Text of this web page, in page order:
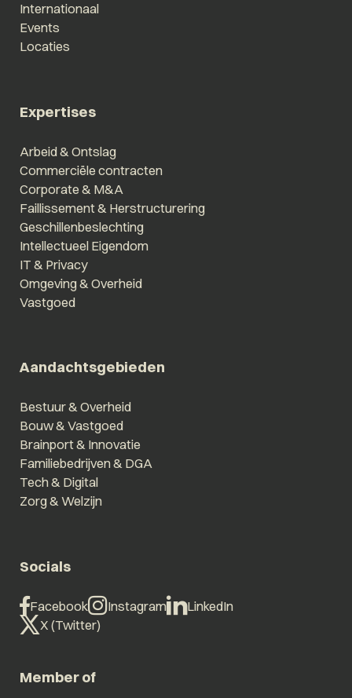
Internationaal
Events
Locaties
Expertises
Arbeid & Ontslag
Commerciële contracten
Corporate & M&A
Faillissement & Herstructurering
Geschillenbeslechting
Intellectueel Eigendom
IT & Privacy
Omgeving & Overheid
Vastgoed
Aandachtsgebieden
Bestuur & Overheid
Bouw & Vastgoed
Brainport & Innovatie
Familiebedrijven & DGA
Tech & Digital
Zorg & Welzijn
Socials
Facebook Instagram
LinkedIn
X (Twitter)
Member of